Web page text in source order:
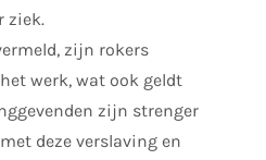
ziek.
zijn rokers
werk, wat ook geldt
zijn strenger
deze verslaving en